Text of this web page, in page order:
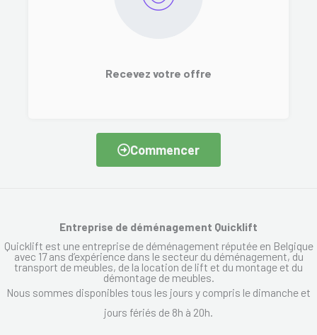
Recevez votre offre
Commencer
Entreprise de déménagement Quicklift
Quicklift est une entreprise de déménagement réputée en Belgique
avec 17 ans d’expérience dans le secteur du déménagement, du
transport de meubles, de la location de lift et du montage et du
démontage de meubles.
Nous sommes disponibles tous les jours y compris le dimanche et
jours fériés de 8h à 20h.